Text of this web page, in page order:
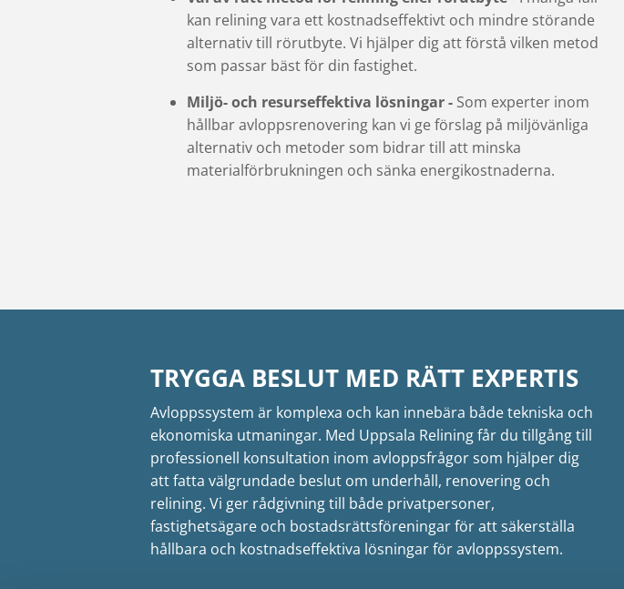
kan relining vara ett kostnadseffektivt och mindre störande
alternativ till rörutbyte. Vi hjälper dig att förstå vilken metod
som passar bäst för din fastighet.
Miljö- och resurseffektiva lösningar - Som experter inom
hållbar avloppsrenovering kan vi ge förslag på miljövänliga
alternativ och metoder som bidrar till att minska
materialförbrukningen och sänka energikostnaderna.
TRYGGA BESLUT MED RÄTT EXPERTIS
Avloppssystem är komplexa och kan innebära både tekniska och
ekonomiska utmaningar. Med Uppsala Relining får du tillgång till
professionell konsultation inom avloppsfrågor som hjälper dig
att fatta välgrundade beslut om underhåll, renovering och
relining. Vi ger rådgivning till både privatpersoner,
fastighetsägare och bostadsrättsföreningar för att säkerställa
hållbara och kostnadseffektiva lösningar för avloppssystem.